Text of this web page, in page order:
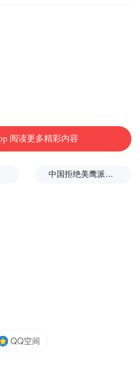
阅读更多精彩内容
中国拒绝美鹰派副防长访华？弦外之音被热议